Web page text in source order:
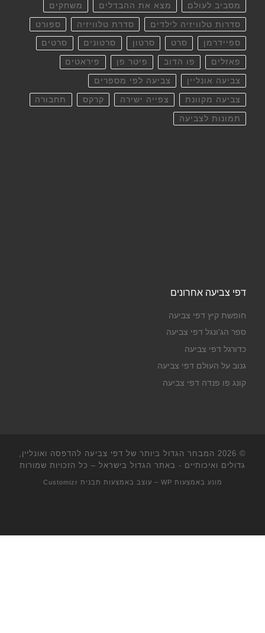
מסביב לעולם מצא את ההבדלים משחקים
סדרות טלוויזיה לילדים סדרת טלוויזיה ספורט
ספיידרמן סרט סרטון סרטונים סרטים
פאזלים פו הדוב פיטר פן פיראטים
צביעה אונליין צביעה לפי מספרים
צביעה מקוונת צפייה ישירה קרקס תחבורה
תמונות לצביעה
דפי צביעה אחרונים
חופשת קיץ דפי צביעה
ספר הג'ונגל דפי צביעה
כדורגל דפי צביעה
גנוב על העולם דפי צביעה
קונג פו פנדה דפי צביעה
© 2026
המבחר הגדול ביותר של דפי צביעה להדפסה ואונליין,
גדולים ואיכותיים - באתר הגדול בישראל – כל הזכויות שמורות
מונע באמצעות WP – עוצב באמצעות תבנית Customizr